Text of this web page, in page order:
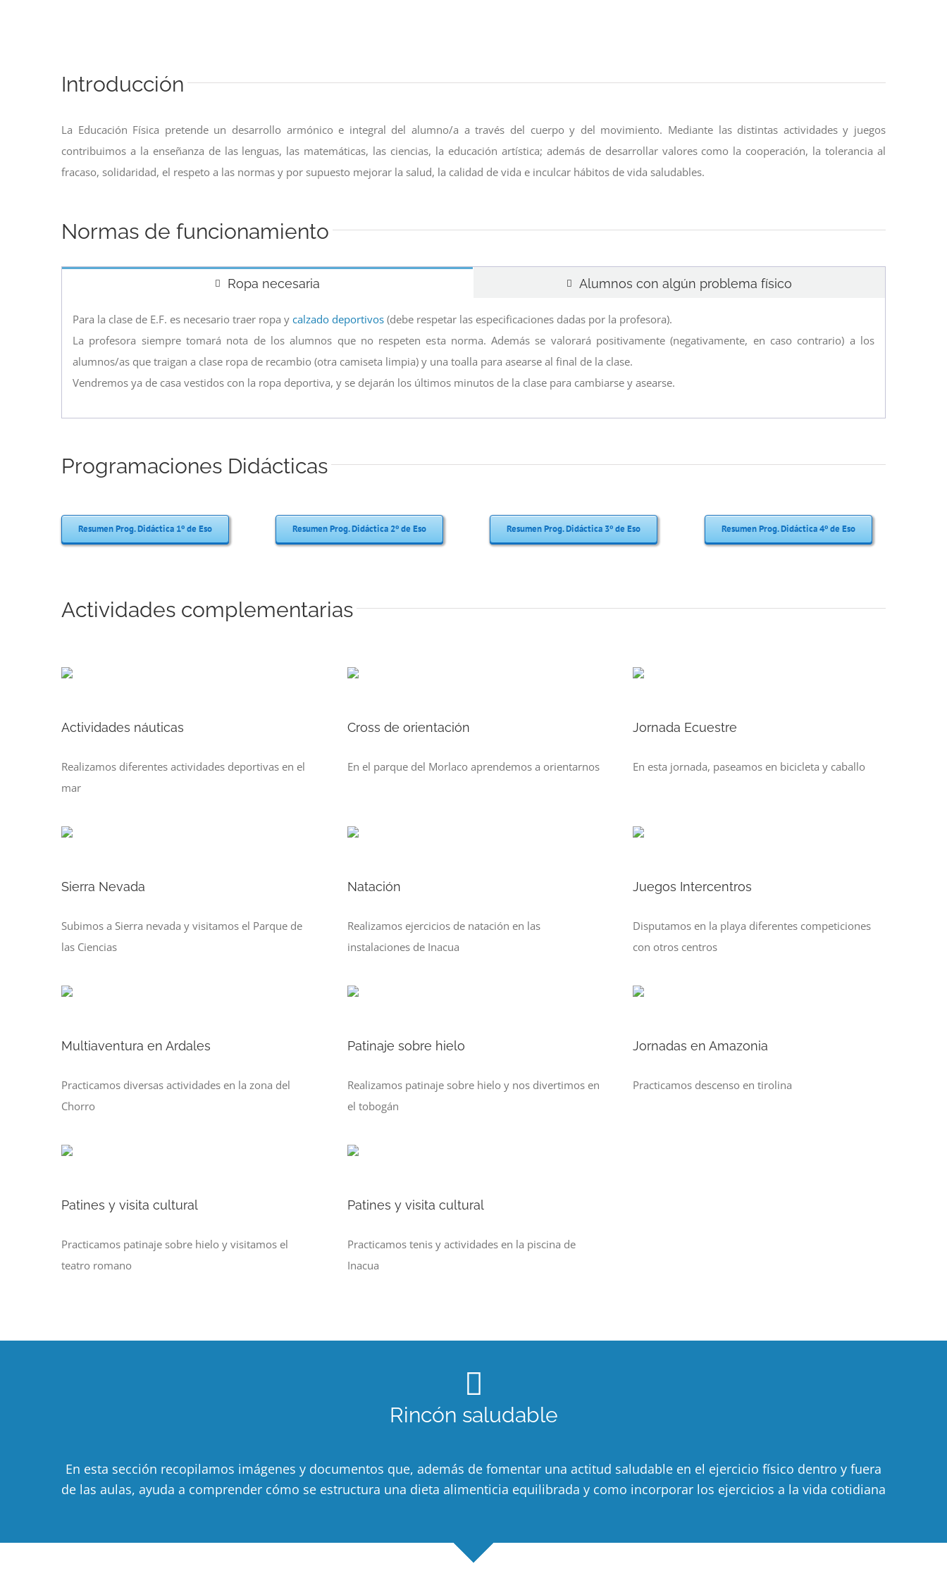
Introducción
La Educación Física pretende un desarrollo armónico e integral del alumno/a a través del cuerpo y del movimiento. Mediante las distintas actividades y juegos
contribuimos a la enseñanza de las lenguas, las matemáticas, las ciencias, la educación artística; además de desarrollar valores como la cooperación, la tolerancia al
fracaso, solidaridad, el respeto a las normas y por supuesto mejorar la salud, la calidad de vida e inculcar hábitos de vida saludables.
Normas de funcionamiento
Ropa necesaria Alumnos con algún problema físico
Para la clase de E.F. es necesario traer ropa y calzado deportivos (debe respetar las especificaciones dadas por la profesora).
La profesora siempre tomará nota de los alumnos que no respeten esta norma. Además se valorará positivamente (negativamente, en caso contrario) a los
alumnos/as que traigan a clase ropa de recambio (otra camiseta limpia) y una toalla para asearse al final de la clase.
Vendremos ya de casa vestidos con la ropa deportiva, y se dejarán los últimos minutos de la clase para cambiarse y asearse.
Programaciones Didácticas
Resumen Prog. Didáctica 1º de Eso Resumen Prog. Didáctica 2º de Eso Resumen Prog. Didáctica 3º de Eso Resumen Prog. Didáctica 4º de Eso
Actividades complementarias
Actividades náuticas
Realizamos diferentes actividades deportivas en el
mar
Cross de orientación
En el parque del Morlaco aprendemos a orientarnos
Jornada Ecuestre
En esta jornada, paseamos en bicicleta y caballo
Sierra Nevada
Subimos a Sierra nevada y visitamos el Parque de
las Ciencias
Natación
Realizamos ejercicios de natación en las
instalaciones de Inacua
Juegos Intercentros
Disputamos en la playa diferentes competiciones
con otros centros
Multiaventura en Ardales
Practicamos diversas actividades en la zona del
Chorro
Patinaje sobre hielo
Realizamos patinaje sobre hielo y nos divertimos en
el tobogán
Jornadas en Amazonia
Practicamos descenso en tirolina
Patines y visita cultural
Practicamos patinaje sobre hielo y visitamos el
teatro romano
Patines y visita cultural
Practicamos tenis y actividades en la piscina de
Inacua
Rincón saludable
En esta sección recopilamos imágenes y documentos que, además de fomentar una actitud saludable en el ejercicio físico dentro y fuera
de las aulas, ayuda a comprender cómo se estructura una dieta alimenticia equilibrada y como incorporar los ejercicios a la vida cotidiana